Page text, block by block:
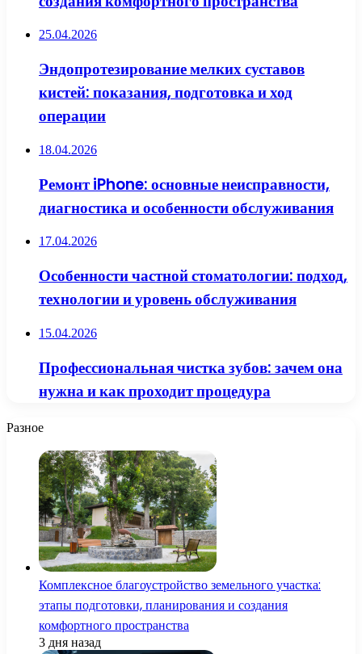
25.04.2026
Эндопротезирование мелких суставов
кистей: показания, подготовка и ход
операции
18.04.2026
Ремонт iPhone: основные неисправности,
диагностика и особенности обслуживания
17.04.2026
Особенности частной стоматологии: подход,
технологии и уровень обслуживания
15.04.2026
Профессиональная чистка зубов: зачем она
нужна и как проходит процедура
Разное
Комплексное благоустройство земельного участка:
этапы подготовки, планирования и создания
комфортного пространства
3 дня назад